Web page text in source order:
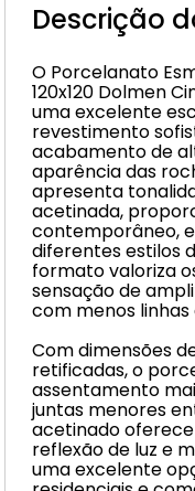
Descrição
O Porcelanato
120x120 Dolmen
uma excelente
revestimento
acabamento de
aparência das
apresenta
acetinada,
contemporâneo,
diferentes estilos
formato valoriza
sensação de
com menos
Com dimensões
retificadas, o
assentamento
juntas menores
acetinado
reflexão de luz e
uma excelente